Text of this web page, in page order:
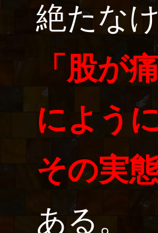
絶たな
「股が
によう
その実
ある。